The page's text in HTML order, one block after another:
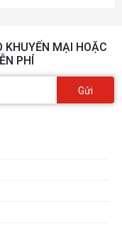
KHUYẾN MẠI HOẶC
PHÍ
Gửi